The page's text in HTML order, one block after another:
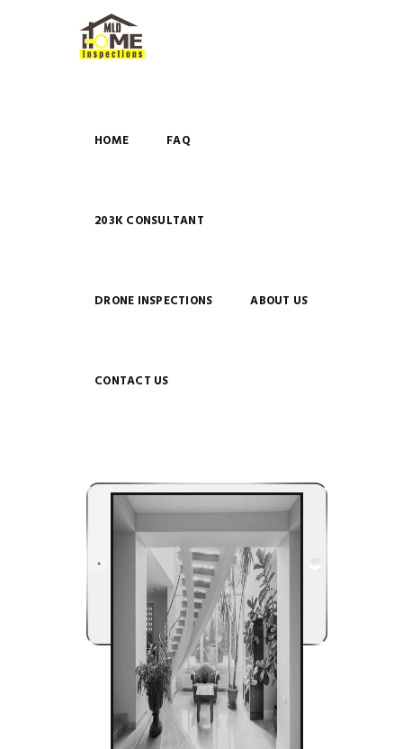
HOME FAQ
203K CONSULTANT
DRONE INSPECTIONS ABOUT US
CONTACT US